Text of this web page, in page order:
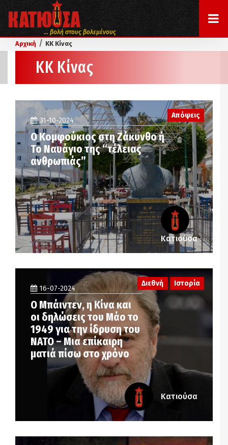
... βολή στους βολεμένους
Αρχική / ΚΚ Κίνας
ΚΚ Κίνας
Απόψεις
31-10-2024
Ο Κομφούκιος στη Ζάκυνθο ή
Το Ναυάγιο της “τέλειας
ανθρωπιάς”
Κατιούσα
16-07-2024
Ο Μπάιντεν, η Κίνα και
οι δηλώσεις του Μάο το
1949 για την ίδρυση του
ΝΑΤΟ – Μια επίκαιρη
ματιά πίσω στο χρόνο
Διεθνή Ιστορία
Κατιούσα